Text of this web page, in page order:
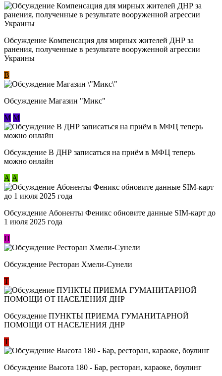
Обсуждение Компенсация для мирных жителей ДНР за
ранения, полученные в результате вооруженной агрессии
Украины
В
Обсуждение Магазин "Микс"
М М
Обсуждение В ДНР записаться на приём в МФЦ теперь
можно онлайн
А А
Обсуждение Абоненты Феникс обновите данные SIM-карт до
1 июля 2025 года
П
Обсуждение Ресторан Хмели-Сунели
Т
Обсуждение ​ПУНКТЫ ПРИЕМА ГУМАНИТАРНОЙ
ПОМОЩИ ОТ НАСЕЛЕНИЯ ДНР
Т
Обсуждение Высота 180 - Бар, ресторан, караоке, боулинг